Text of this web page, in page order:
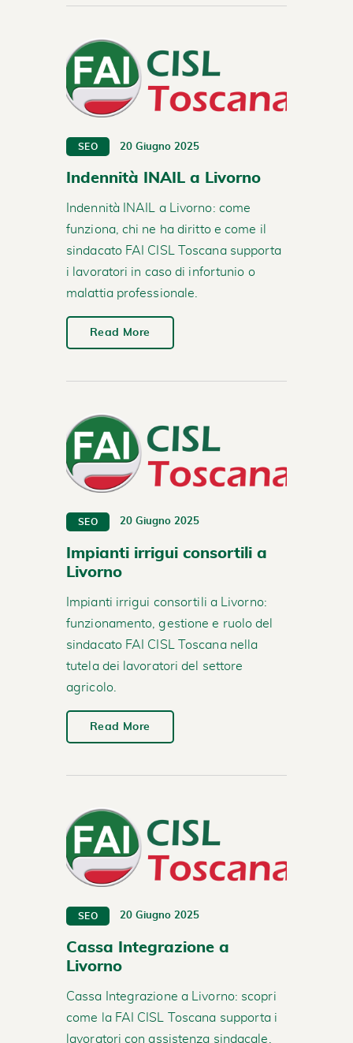
SEO 20 Giugno 2025
Indennità INAIL a Livorno
Indennità INAIL a Livorno: come
funziona, chi ne ha diritto e come il
sindacato FAI CISL Toscana supporta
i lavoratori in caso di infortunio o
malattia professionale.
Read More
SEO 20 Giugno 2025
Impianti irrigui consortili a
Livorno
Impianti irrigui consortili a Livorno:
funzionamento, gestione e ruolo del
sindacato FAI CISL Toscana nella
tutela dei lavoratori del settore
agricolo.
Read More
SEO 20 Giugno 2025
Cassa Integrazione a
Livorno
Cassa Integrazione a Livorno: scopri
come la FAI CISL Toscana supporta i
lavoratori con assistenza sindacale,